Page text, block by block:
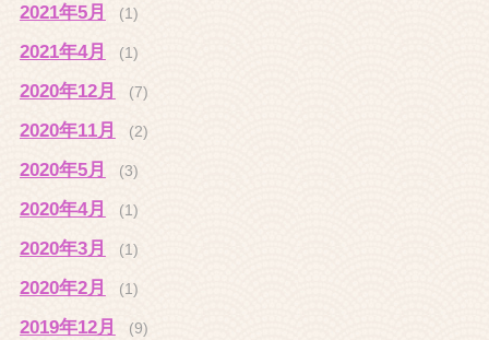
2021年5月 (1)
2021年4月 (1)
2020年12月 (7)
2020年11月 (2)
2020年5月 (3)
2020年4月 (1)
2020年3月 (1)
2020年2月 (1)
2019年12月 (9)